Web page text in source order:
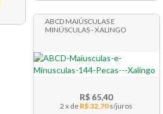
ABCD MAIÚSCULAS E
MINÚSCULAS - XALINGO
R$ 65,40
2 x R$ 32,70